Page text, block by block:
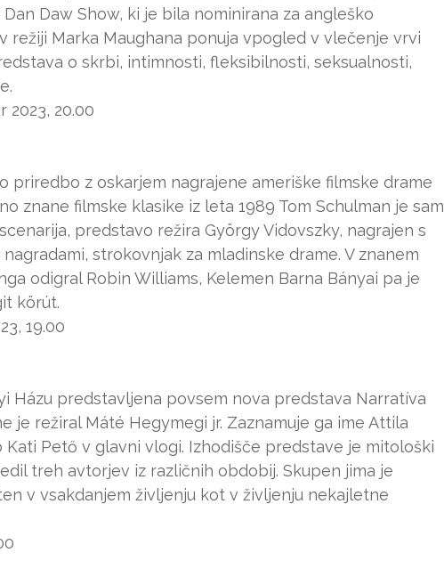
Daw Show, ki je bila nominirana za angleško
režiji Marka Maughana ponuja vpogled v vlečenje vrvi
o skrbi, intimnosti, fleksibilnosti, seksualnosti,
2023, 20.00
priredbo z oskarjem nagrajene ameriške filmske drame
znane filmske klasike iz leta 1989 Tom Schulman je sam
predstavo režira György Vidovszky, nagrajen s
strokovnjak za mladinske drame. V znanem
odigral Robin Williams, Kelemen Barna Bányai pa je
körút.
19.00
Házu predstavljena povsem nova predstava Narratíva
je režiral Máté Hegymegi jr. Zaznamuje ga ime Attila
Pető v glavni vlogi. Izhodišče predstave je mitološki
treh avtorjev iz različnih obdobij. Skupen jima je
v vsakdanjem življenju kot v življenju nekajletne